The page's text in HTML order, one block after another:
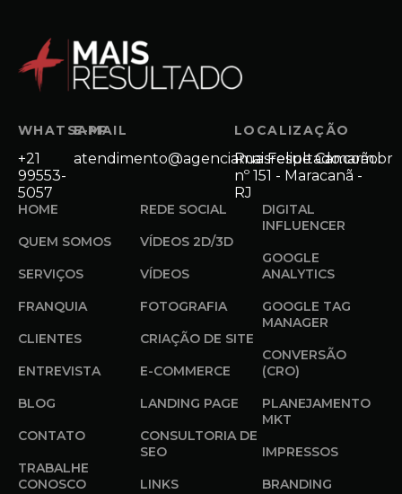
WHATSAPP
+21
99553-
5057
E-MAIL
atendimento@agenciamaisresultado.com.br
LOCALIZAÇÃO
Rua Felipe Camarão
nº 151 - Maracanã -
RJ
HOME
QUEM SOMOS
SERVIÇOS
FRANQUIA
CLIENTES
ENTREVISTA
BLOG
CONTATO
TRABALHE
CONOSCO
REDE SOCIAL
VÍDEOS 2D/3D
VÍDEOS
FOTOGRAFIA
CRIAÇÃO DE SITE
E-COMMERCE
LANDING PAGE
CONSULTORIA DE
SEO
LINKS
DIGITAL
INFLUENCER
GOOGLE
ANALYTICS
GOOGLE TAG
MANAGER
CONVERSÃO
(CRO)
PLANEJAMENTO
MKT
IMPRESSOS
BRANDING